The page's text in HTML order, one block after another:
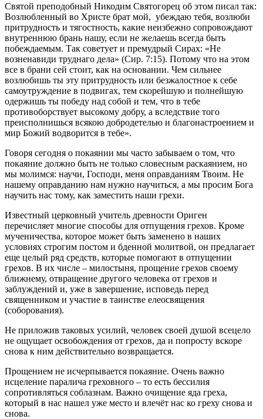
Святой преподобный Никодим Святогорец об этом писал так:
Возлюбленный во Христе брат мой, убеждаю тебя, возлюби
притрудность и тягостность, какие неизбежно сопровождают
внутреннюю брань нашу, если не желаешь всегда быть
побеждаемым. Так советует и премудрый Сирах: «Не
возненавиди труднаго дела» (Сир. 7:15). Потому что на этом
все в брани сей стоит, как на основании. Чем сильнее
возлюбишь ты эту притрудность или безжалостное к себе
самоутруждение в подвигах, тем скорейшую и полнейшую
одержишь ты победу над собой и тем, что в тебе
противоборствует высокому добру, а вследствие того
преисполнишься всякою добродетелью и благонастроением и
мир Божий водворится в тебе».
Говоря сегодня о покаянии мы часто забываем о том, что
покаяние должно быть не только словесным раскаянием, но
мы молимся: научи, Господи, меня оправданиям Твоим. Не
нашему оправданию нам нужно научиться, а мы просим Бога
научить нас тому, как заместить наши грехи.
Известный церковный учитель древности Ориген
перечисляет многие способы для отпущения грехов. Кроме
мученичества, которое может быть заменено в наших
условиях строгим постом и бденной молитвой, он предлагает
еще целый ряд средств, которые помогают в отпущении
грехов. В их числе – милостыня, прощение грехов своему
ближнему, отвращение другого человека от грехов и
заблуждений и, уже в завершение, исповедь перед
священником и участие в таинстве елеосвящения
(соборования).
Не приложив таковых усилий, человек своей душой всецело
не ощущает освобождения от грехов, да и попросту вскоре
снова к ним действительно возвращается.
Прощением не исчерпывается покаяние. Очень важно
исцеление паралича греховного – то есть бессилия
сопротивляться соблазнам. Важно очищение яда греха,
который в нас нашел уже место и влечёт нас ко греху снова и
снова.